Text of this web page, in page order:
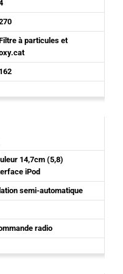
à particules et
162
14,7cm (5,8)
iPod
semi-automatique
radio